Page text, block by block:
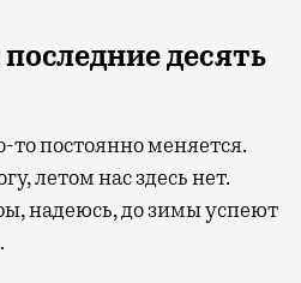
десять
постоянно меняется.
летом нас здесь нет.
надеюсь, до зимы успеют